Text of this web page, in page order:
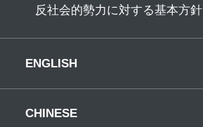
反社会的勢力に対する基本方針
ENGLISH
CHINESE